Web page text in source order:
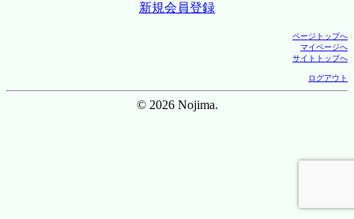
新規会員登録
ページトップへ
マイページへ
サイトトップへ
ログアウト
© 2026 Nojima.